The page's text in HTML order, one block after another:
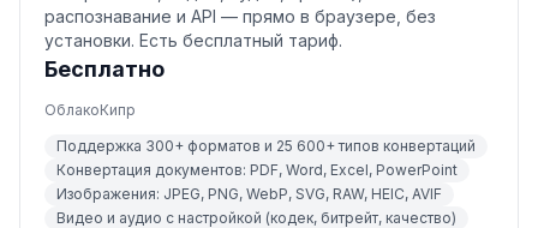
распознавание и API — прямо в браузере, без
установки. Есть бесплатный тариф.
Бесплатно
ОблакоКипр
Поддержка 300+ форматов и 25 600+ типов конвертаций
Конвертация документов: PDF, Word, Excel, PowerPoint
Изображения: JPEG, PNG, WebP, SVG, RAW, HEIC, AVIF
Видео и аудио с настройкой (кодек, битрейт, качество)